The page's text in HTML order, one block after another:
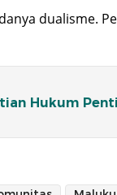
dualisme.
Hukum